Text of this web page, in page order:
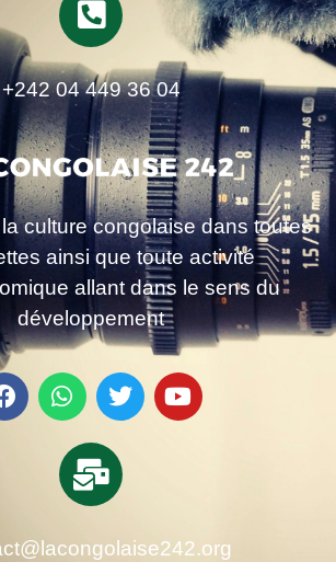
+242 04 449 36 04
culture congolaise dans toutes
ainsi que toute activité
allant dans le sens du
développement